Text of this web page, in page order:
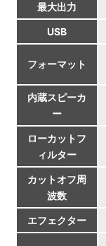
最大出力
USB
フォーマット
内蔵スピーカ
ー
ローカットフ
ィルター
カットオフ周
波数
エフェクター